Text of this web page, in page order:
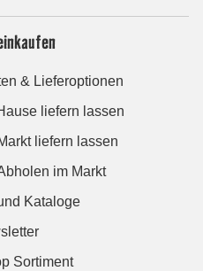
& Lieferoptionen
liefern lassen
liefern lassen
im Markt
Kataloge
Sortiment